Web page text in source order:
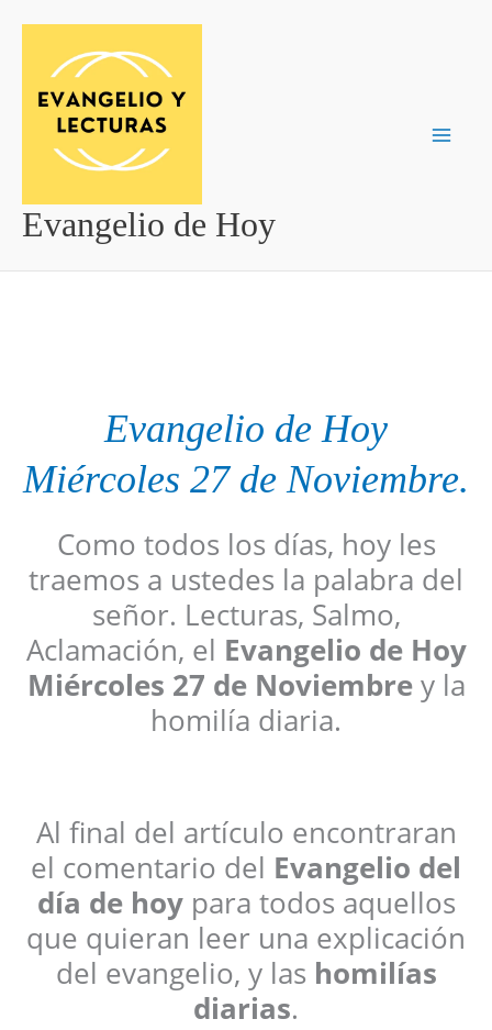
contenido
Evangelio de Hoy
Evangelio de Hoy
Miércoles 27 de Noviembre.
Como todos los días, hoy les
traemos a ustedes la palabra del
señor. Lecturas, Salmo,
Aclamación, el Evangelio de Hoy
Miércoles 27 de Noviembrey la
homilía diaria.
Al final del artículo encontraran
el comentario del Evangelio del
día de hoypara todos aquellos
que quieran leer una explicación
del evangelio, y las homilías
diarias.